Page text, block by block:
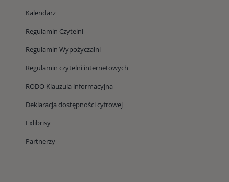
Kalendarz
Regulamin Czytelni
Regulamin Wypożyczalni
Regulamin czytelni internetowych
RODO Klauzula informacyjna
Deklaracja dostępności cyfrowej
Exlibrisy
Partnerzy